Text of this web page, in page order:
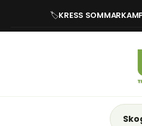
🏷KRESS